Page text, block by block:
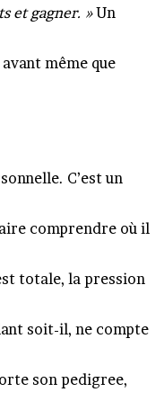
et gagner. »Un
même que
C’est un
comprendre où il
totale, la pression
soit-il, ne compte
son pedigree,